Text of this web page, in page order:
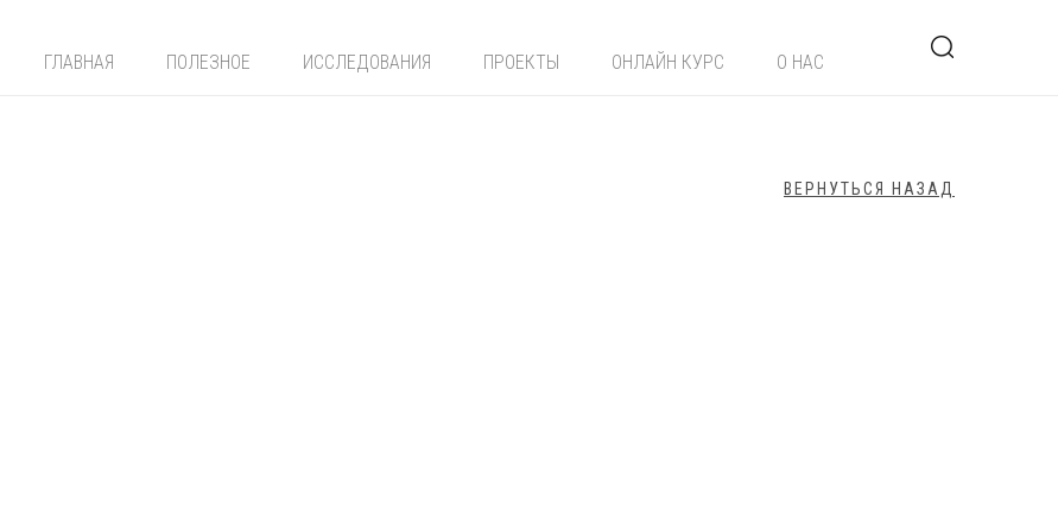
ГЛАВНАЯ ПОЛЕЗНОЕ ИССЛЕДОВАНИЯ ПРОЕКТЫ ОНЛАЙН КУРС О НАС
ВЕРНУТЬСЯ НАЗАД